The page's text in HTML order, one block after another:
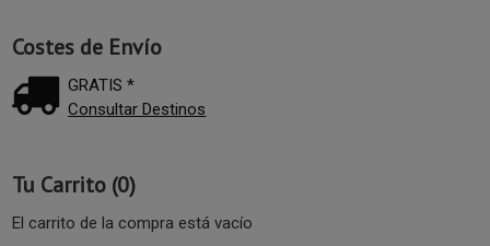
Costes de Envío
GRATIS *
Consultar Destinos
Tu Carrito (0)
El carrito de la compra está vacío